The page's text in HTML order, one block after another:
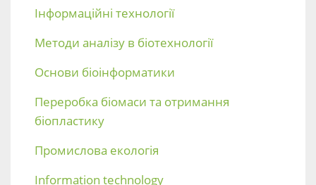
Інформаційні технології
Методи аналізу в біотехнології
Основи біоінформатики
Переробка біомаси та отримання
біопластику
Промислова екологія
Information technology